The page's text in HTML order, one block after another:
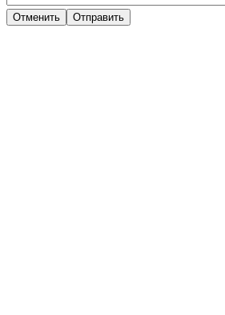
Отменить Отправить